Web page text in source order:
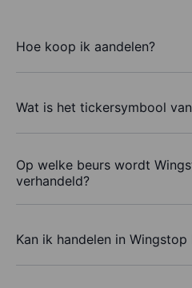
Hoe koop ik aandelen?
Wat is het tickersymbool
Op welke beurs wordt
verhandeld?
Kan ik handelen in Wingstop